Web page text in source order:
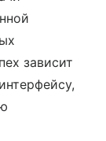
зависит